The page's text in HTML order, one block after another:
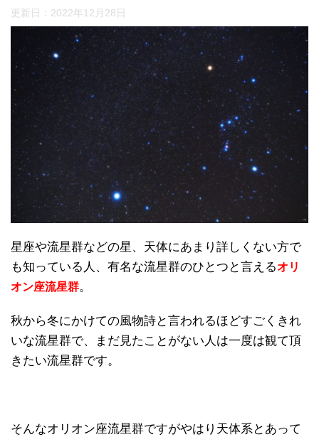
更新日： 2022年12月28日
星座や流星群などの星、天体にあまり詳しくない方で
も知っている人、有名な流星群のひとつと言えるオリ
オン座流星群。
秋から冬にかけての風物詩と言われるほどすごくきれ
いな流星群で、まだ見たことがない人は一度は観て頂
きたい流星群です。
そんなオリオン座流星群ですがやはり天体系とあって